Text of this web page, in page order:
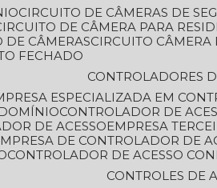
CIRCUITO DE CÂMERAS DE
CIRCUITO DE CÂMERA PARA
DE CÂMERAS CIRCUITO
FECHADO
CONTROLADORES
ESPECIALIZADA EM
CONTROLADOR DE
DE ACESSO
EMPRESA
EMPRESA DE CONTROLADOR DE
CONTROLADOR DE ACESSO
CONTROLES DE